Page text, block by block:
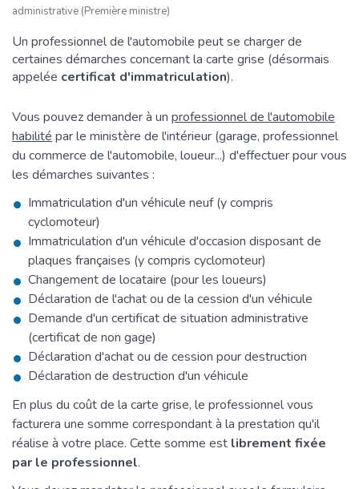
administrative (Première ministre)
Un professionnel de l'automobile peut se charger de
certaines démarches concernant la carte grise (désormais
appelée certificat d'immatriculation).
Vous pouvez demander à un professionnel de l'automobile
habilité par le ministère de l'intérieur (garage, professionnel
du commerce de l'automobile, loueur...) d'effectuer pour vous
les démarches suivantes :
Immatriculation d'un véhicule neuf (y compris
cyclomoteur)
Immatriculation d'un véhicule d'occasion disposant de
plaques françaises (y compris cyclomoteur)
Changement de locataire (pour les loueurs)
Déclaration de l'achat ou de la cession d'un véhicule
Demande d'un certificat de situation administrative
(certificat de non gage)
Déclaration d'achat ou de cession pour destruction
Déclaration de destruction d'un véhicule
En plus du coût de la carte grise, le professionnel vous
facturera une somme correspondant à la prestation qu'il
réalise à votre place. Cette somme est librement fixée
par le professionnel.